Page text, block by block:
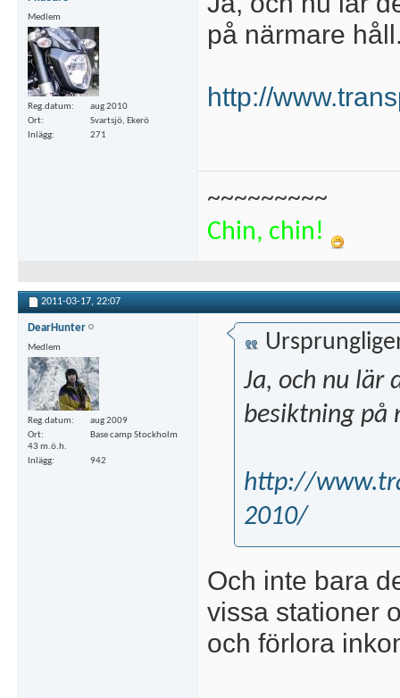
Medlem
Reg.datum
aug 2010
Ort
Svartsjö, Ekerö
Inlägg
271
på närmare
http://
~~~~~~~~~
Chin, chin!
2011-03-17, 22:07
DearHunter
Medlem
Reg.datum
aug 2009
Ort
Base camp Stockholm
43 m.ö.h.
Inlägg
942
Ja, och nu lär
besiktning på
http://
2010/
Och inte bara
vissa stationer
och förlora